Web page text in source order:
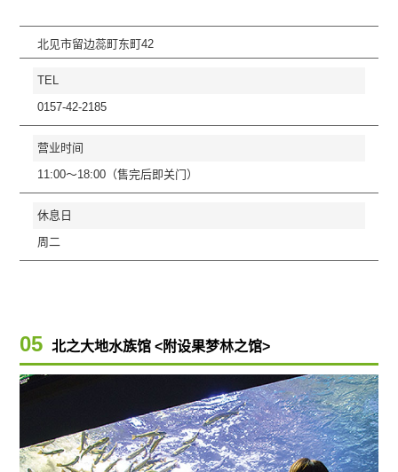
北见市留边蕊町东町42
TEL
0157-42-2185
营业时间
11:00〜18:00（售完后即关门）
休息日
周二
05 北之大地水族馆 <附设果梦林之馆>